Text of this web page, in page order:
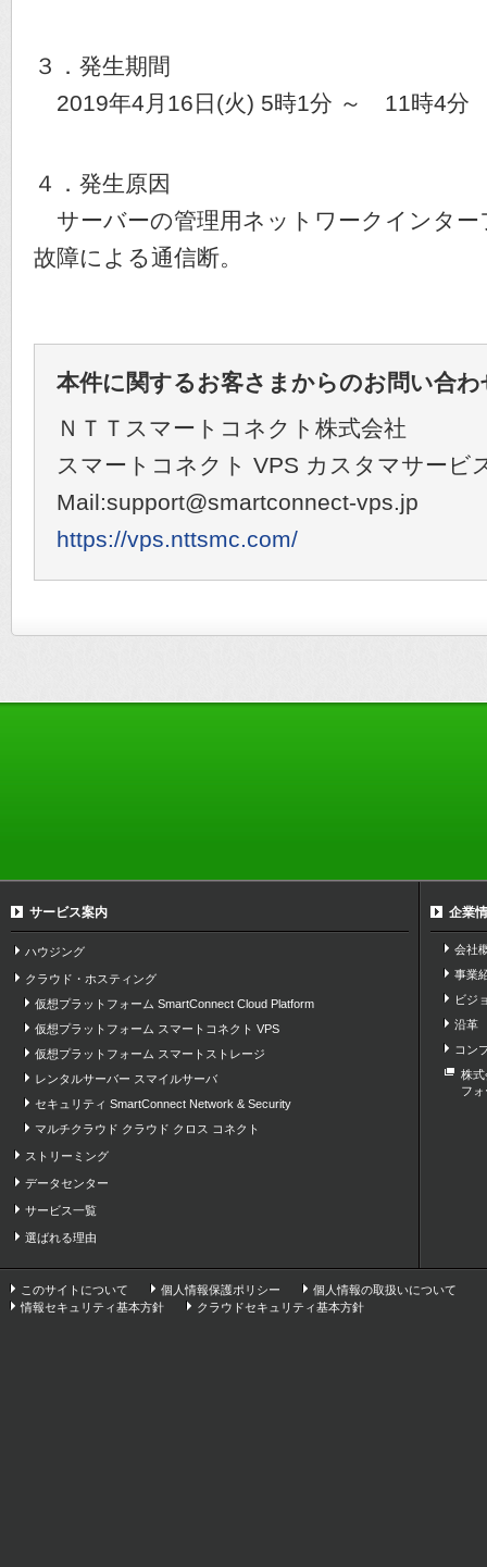
３．発生期間
2019年4月16日(火) 5時1分 ～ 11時4分
４．発生原因
サーバーの管理用ネットワークインタ
故障による通信断。
本件に関するお客さまからのお問い合わ
ＮＴＴスマートコネクト株式会社
スマートコネクト VPS カスタマサービ
Mail:support@smartconnect-vps.jp
https://vps.nttsmc.com/
サービス案内
ハウジング
クラウド・ホスティング
仮想プラットフォーム SmartConnect Cloud Platform
仮想プラットフォーム スマートコネクト VPS
仮想プラットフォーム スマートストレージ
レンタルサーバー スマイルサーバ
セキュリティ SmartConnect Network & Security
マルチクラウド クラウド クロス コネクト
ストリーミング
データセンター
サービス一覧
選ばれる理由
企業
会社
事業
ビジ
沿革
コン
株式
フ
このサイトについて 個人情報保護ポリシー
個人情報の取扱いについて
情報セキュリティ基本方針
クラウドセキュリティ基本方針